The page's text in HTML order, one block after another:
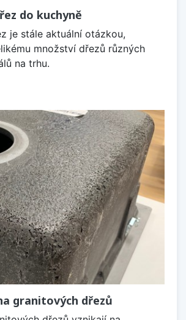
do kuchyně
je stále aktuální otázkou,
množství dřezů různých
na trhu.
granitových dřezů